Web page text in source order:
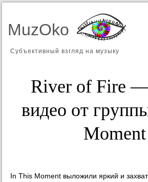
MuzOko
Субъективный взгляд на музыку
River of Fire
видео от
Moment
In This Moment выложили яркий и